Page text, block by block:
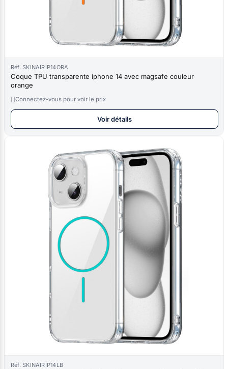
Réf. SKINAIRIP14ORA
Coque TPU transparente iphone 14 avec magsafe couleur
orange
Connectez-vous pour voir le prix
Voir détails
Réf. SKINAIRIP14LB